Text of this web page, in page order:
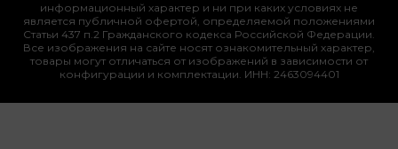
информационный характер и ни при каких условиях не
является публичной офертой, определяемой положениями
Статьи 437 п.2 Гражданского кодекса Российской Федерации.
Все изображения на сайте носят ознакомительный характер,
товары могут отличаться от изображений в зависимости от
конфигурации и комплектации. ИНН: 2463094401